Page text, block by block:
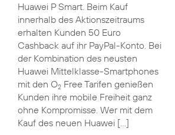
Huawei P Smart. Beim Kauf
innerhalb des Aktionszeitraums
erhalten Kunden 50 Euro
Cashback auf ihr PayPal-Konto. Bei
der Kombination des neusten
Huawei Mittelklasse-Smartphones
mit den O2Free Tarifen genießen
Kunden ihre mobile Freiheit ganz
ohne Kompromisse. Wer mit dem
Kauf des neuen Huawei […]